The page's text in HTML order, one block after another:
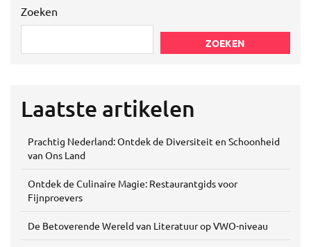
Zoeken
ZOEKEN
Laatste artikelen
Prachtig Nederland: Ontdek de Diversiteit en Schoonheid
van Ons Land
Ontdek de Culinaire Magie: Restaurantgids voor
Fijnproevers
De Betoverende Wereld van Literatuur op VWO-niveau